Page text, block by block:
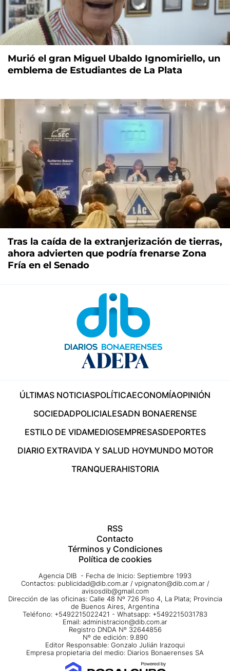
Murió el gran Miguel Ubaldo Ignomiriello, un
emblema de Estudiantes de La Plata
Tras la caída de la extranjerización de tierras,
ahora advierten que podría frenarse Zona
Fría en el Senado
ÚLTIMAS NOTICIASPOLÍTICAECONOMÍAOPINIÓN
SOCIEDADPOLICIALESADN BONAERENSE
ESTILO DE VIDAMEDIOSEMPRESASDEPORTES
DIARIO EXTRAVIDA Y SALUD HOYMUNDO MOTOR
TRANQUERAHISTORIA
RSS
Contacto
Términos y Condiciones
Política de cookies
Agencia DIB - Fecha de Inicio: Septiembre 1993
Contactos: publicidad@dib.com.ar / vpignaton@dib.com.ar /
avisosdib@gmail.com
Dirección de las oficinas: Calle 48 Nº 726 Piso 4, La Plata; Provincia
de Buenos Aires, Argentina
Teléfono: +5492215022421 - Whatsapp: +5492215031783
Email: administracion@dib.com.ar
Registro DNDA Nº 32644856
Nº de edición: 9.890
Editor Responsable: Gonzalo Julián Irazoqui
Empresa propietaria del medio: Diarios Bonaerenses SA